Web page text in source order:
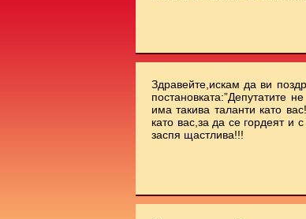
Здравейте,искам да ви
постановката:”Депутатите
има такива таланти като
като вас,за да се гордеят и
заспя щастлива!!!